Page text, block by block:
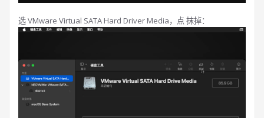
选 VMware Virtual SATA Hard Driver Media，点 抹掉：